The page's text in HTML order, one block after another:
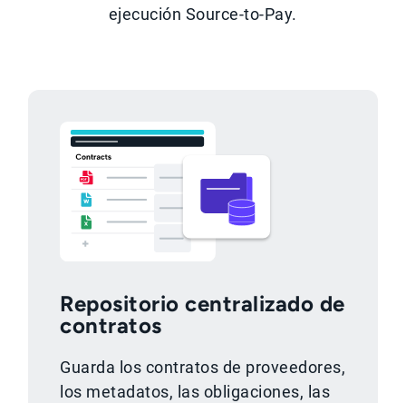
ejecución Source-to-Pay.
Repositorio centralizado de
contratos
Guarda los contratos de proveedores,
los metadatos, las obligaciones, las